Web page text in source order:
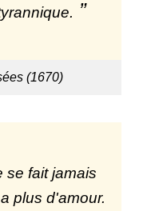
(1670)
se fait jamais
plus d'amour.